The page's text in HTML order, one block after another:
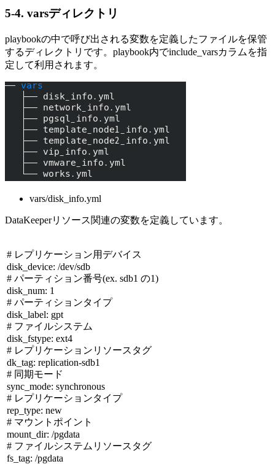
5-4. varsディレクトリ
playbookの中で呼び出される変数を定義したファイルを保管
するディレクトリです。playbook内でinclude_varsカラムを指
定して利用されます。
vars/disk_info.yml
DataKeeperリソース関連の変数を定義しています。
# レプリケーション用デバイス
disk_device: /dev/sdb
# パーティション番号(ex. sdb1 の1)
disk_num: 1
# パーティションタイプ
disk_label: gpt
# ファイルシステム
disk_fstype: ext4
# レプリケーションリソースタグ
dk_tag: replication-sdb1
# 同期モード
sync_mode: synchronous
# レプリケーションタイプ
rep_type: new
# マウントポイント
mount_dir: /pgdata
# ファイルシステムリソースタグ
fs_tag: /pgdata